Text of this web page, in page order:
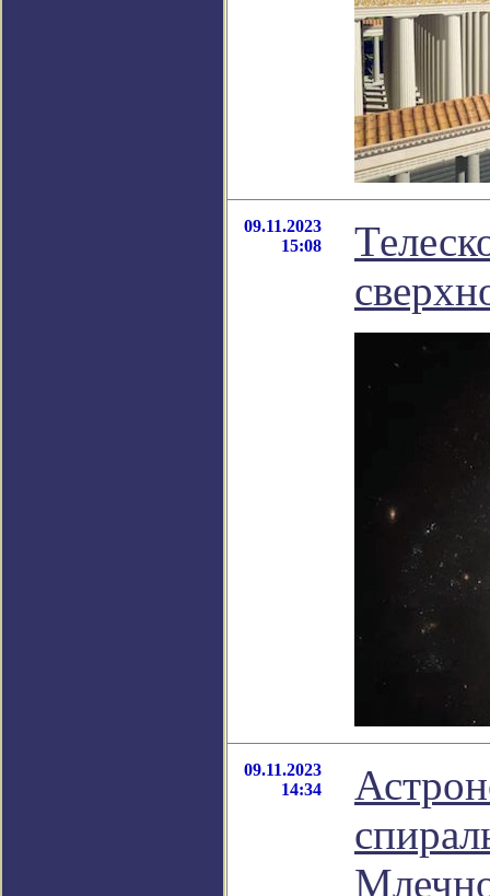
09.11.2023
15:08
09.11.2023
14:34